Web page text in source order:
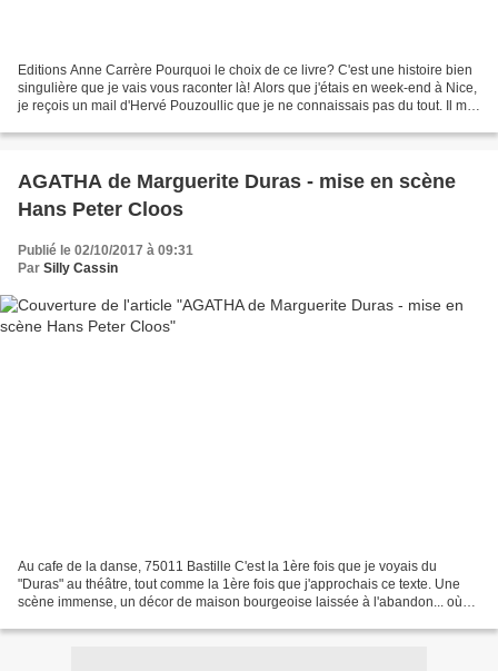
Editions Anne Carrère Pourquoi le choix de ce livre? C'est une histoire bien
singulière que je vais vous raconter là! Alors que j'étais en week-end à Nice,
je reçois un mail d'Hervé Pouzoullic que je ne connaissais pas du tout. Il me
AGATHA de Marguerite Duras - mise en scène
Hans Peter Cloos
Publié le 02/10/2017 à 09:31
Par Silly Cassin
Au cafe de la danse, 75011 Bastille C'est la 1ère fois que je voyais du
"Duras" au théâtre, tout comme la 1ère fois que j'approchais ce texte. Une
scène immense, un décor de maison bourgeoise laissée à l'abandon... où